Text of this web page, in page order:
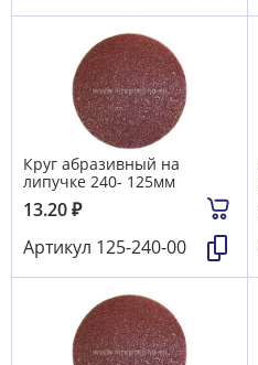
Круг абразивный на
липучке 240- 125мм
13.20₽
Артикул 125-240-00